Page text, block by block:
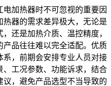
加热器时不可忽视的重要因
器的需求差异极大，无论是
还是加热介质、温控精度，
品往往难以完全适配。优质
，前期会安排专业人员对接
工况参数、功能诉求，结合
，避免产品选型不当导致的